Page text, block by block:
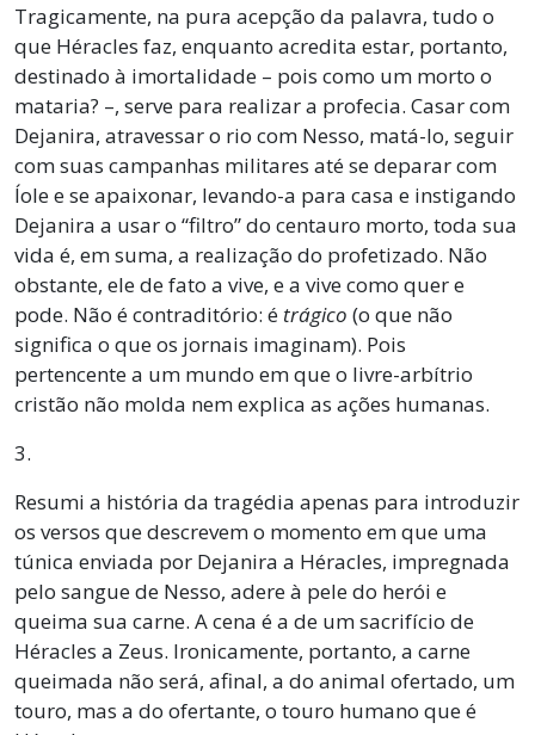
Tragicamente, na pura acepção da palavra, tudo o
que Héracles faz, enquanto acredita estar, portanto,
destinado à imortalidade – pois como um morto o
mataria? –, serve para realizar a profecia. Casar com
Dejanira, atravessar o rio com Nesso, matá-lo, seguir
com suas campanhas militares até se deparar com
Íole e se apaixonar, levando-a para casa e instigando
Dejanira a usar o “filtro” do centauro morto, toda sua
vida é, em suma, a realização do profetizado. Não
obstante, ele de fato a vive, e a vive como quer e
pode. Não é contraditório: é trágico (o que não
significa o que os jornais imaginam). Pois
pertencente a um mundo em que o livre-arbítrio
cristão não molda nem explica as ações humanas.
3.
Resumi a história da tragédia apenas para introduzir
os versos que descrevem o momento em que uma
túnica enviada por Dejanira a Héracles, impregnada
pelo sangue de Nesso, adere à pele do herói e
queima sua carne. A cena é a de um sacrifício de
Héracles a Zeus. Ironicamente, portanto, a carne
queimada não será, afinal, a do animal ofertado, um
touro, mas a do ofertante, o touro humano que é